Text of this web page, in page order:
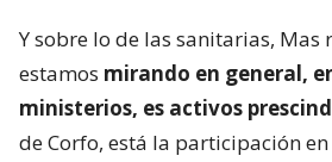
Y sobre lo de las sanitarias, Mas
estamos mirando en general,
ministerios, es activos
de Corfo, está la participación